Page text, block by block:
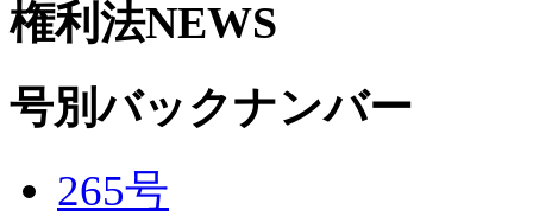
権利法NEWS
号別バックナンバー
265号